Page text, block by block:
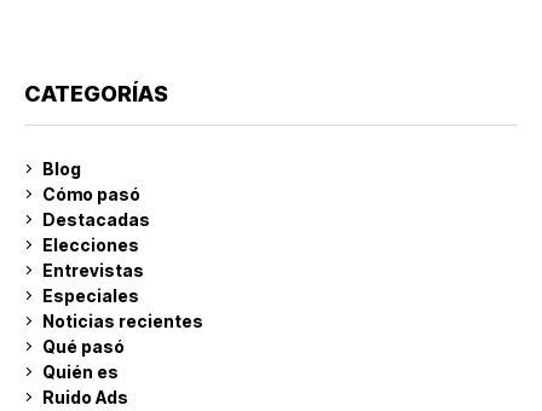
CATEGORÍAS
Blog
Cómo pasó
Destacadas
Elecciones
Entrevistas
Especiales
Noticias recientes
Qué pasó
Quién es
Ruido Ads